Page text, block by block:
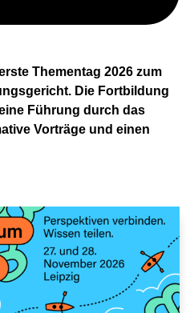
Thementag 2026 zum
Die Fortbildung
Führung durch das
Vorträge und einen